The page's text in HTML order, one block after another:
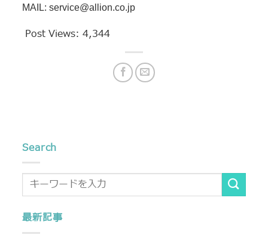
MAIL: service@allion.co.jp
Post Views:4,344
Search
最新記事